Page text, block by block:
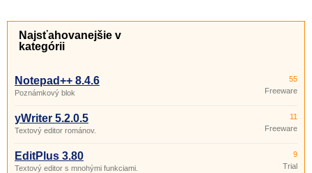
Najsťahovanejšie v
kategórii
Notepad++ 8.4.6
Poznámkový blok
55
Freeware
yWriter 5.2.0.5
Textový editor románov.
11
Freeware
EditPlus 3.80
Textový editor s mnohými funkciami.
9
Trial